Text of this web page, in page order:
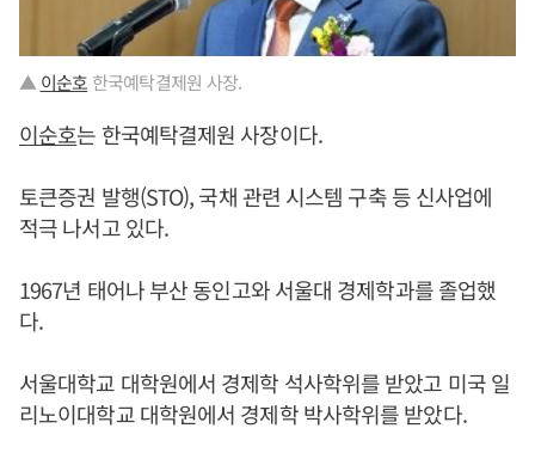
▲ 이순호 한국예탁결제원 사장.
이순호는 한국예탁결제원 사장이다.
토큰증권 발행(STO), 국채 관련 시스템 구축 등 신사업에
적극 나서고 있다.
1967년 태어나 부산 동인고와 서울대 경제학과를 졸업했
다.
서울대학교 대학원에서 경제학 석사학위를 받았고 미국 일
리노이대학교 대학원에서 경제학 박사학위를 받았다.